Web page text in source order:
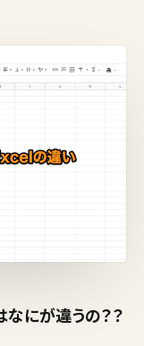
にが違うの？？